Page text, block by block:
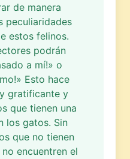
de manera
peculiaridades
estos felinos.
podrán
a mí!» o
Esto hace
gratificante y
que tienen una
los gatos. Sin
que no tienen
encuentren el